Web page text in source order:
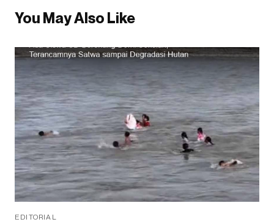
You May Also Like
EDITORIAL